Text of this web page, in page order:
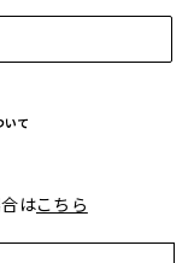
いて
はこちら